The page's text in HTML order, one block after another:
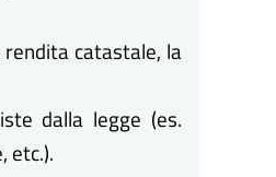
catastale, la
dalla legge (es.
etc.).